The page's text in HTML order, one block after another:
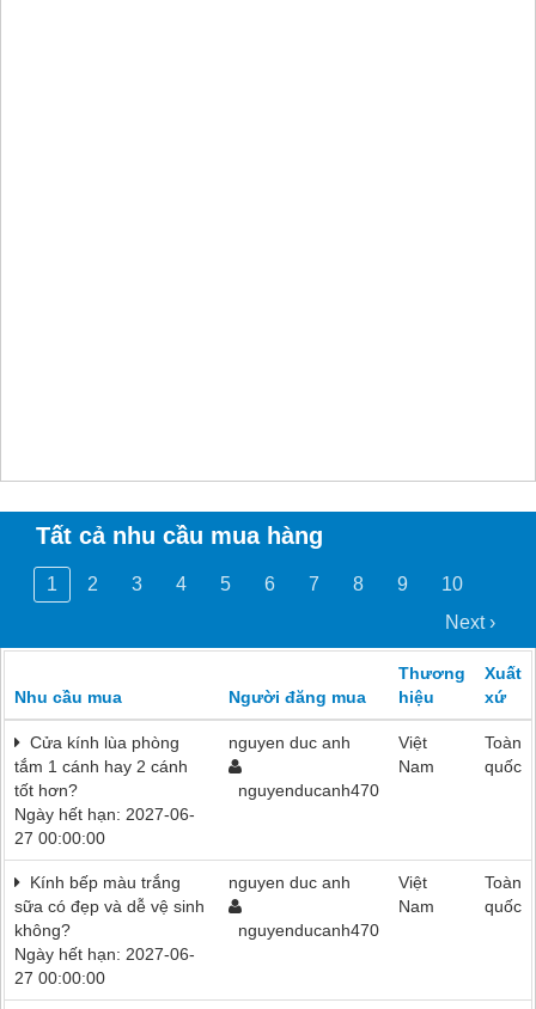
Tất cả nhu cầu mua hàng
1 2 3 4 5 6 7 8 9
10
Next ›
Nhu cầu mua Người đăng mua
Thương
hiệu
Xuất
xứ
Cửa kính lùa phòng
tắm 1 cánh hay 2 cánh
tốt hơn?
Ngày hết hạn: 2027-06-
27 00:00:00
nguyen duc anh
nguyenducanh470
Việt
Nam
Toàn
quốc
Kính bếp màu trắng
sữa có đẹp và dễ vệ sinh
không?
Ngày hết hạn: 2027-06-
27 00:00:00
nguyen duc anh
nguyenducanh470
Việt
Nam
Toàn
quốc